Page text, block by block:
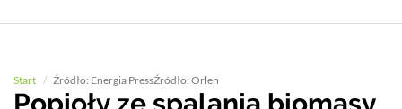
Start Źródło: Energia PressŹródło: Orlen